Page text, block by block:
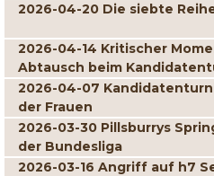
2026-04-20 Die siebte
2026-04-14 Kritischer
Abtausch beim
2026-04-07
der Frauen
2026-03-30 Pillsburrys
der Bundesliga
2026-03-16 Angriff auf h7